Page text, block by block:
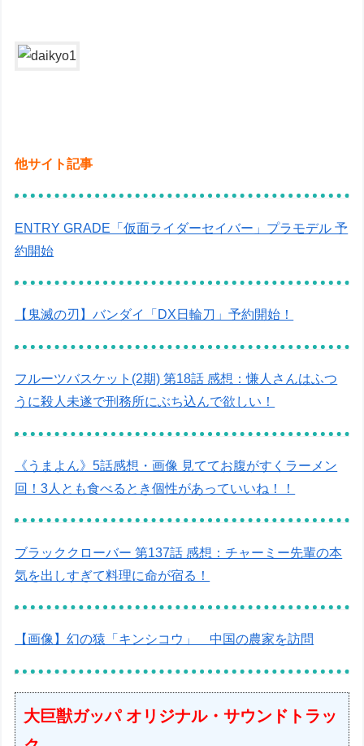
他サイト記事
ENTRY GRADE「仮面ライダーセイバー」プラモデル 予
約開始
【鬼滅の刃】バンダイ「DX日輪刀」予約開始！
フルーツバスケット(2期) 第18話 感想：慊人さんはふつ
うに殺人未遂で刑務所にぶち込んで欲しい！
《うまよん》5話感想・画像 見ててお腹がすくラーメン
回！3人とも食べるとき個性があっていいね！！
ブラッククローバー 第137話 感想：チャーミー先輩の本
気を出しすぎて料理に命が宿る！
【画像】幻の猿「キンシコウ」 中国の農家を訪問
大巨獣ガッパ オリジナル・サウンドトラッ